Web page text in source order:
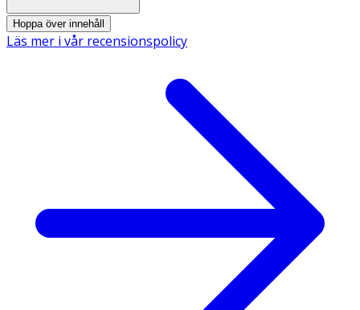
Energi
kcal
0,4 g
0,3 g
- varav sockerarter 60 g
2,9 g
Hoppa över innehåll
Läs mer i vår recensionspolicy